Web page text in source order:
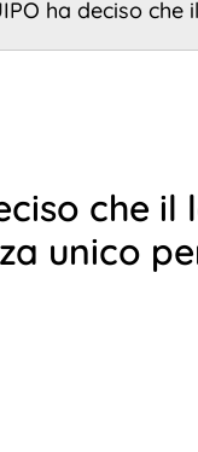
ha deciso
che il
unico